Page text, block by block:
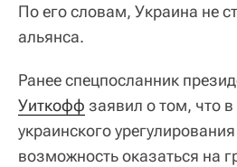
По его словам, Украина не
альянса.
Ранее спецпосланник
Уиткофф заявил о том, что
украинского
возможность оказаться на